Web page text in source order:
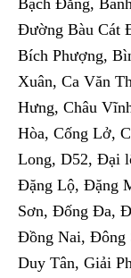
Đường Bàu Cát
Bích Phượng,
Xuân, Ca Văn
Hưng, Châu
Hòa, Cống Lở,
Long, D52, Đại
Đặng Lộ, Đặng
Sơn, Đống Đa,
Đồng Nai, Đông
Duy Tân, Giải